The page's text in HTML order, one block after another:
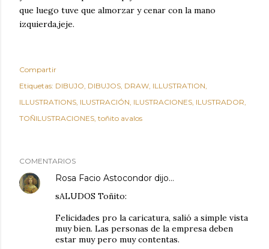
que luego tuve que almorzar y cenar con la mano
izquierda,jeje.
Compartir
Etiquetas: DIBUJO DIBUJOS DRAW ILLUSTRATION
ILLUSTRATIONS ILUSTRACIÓN ILUSTRACIONES ILUSTRADOR
TOÑILUSTRACIONES toñito avalos
COMENTARIOS
Rosa Facio Astocondor dijo…
sALUDOS Toñito:
Felicidades pro la caricatura, salió a simple vista
muy bien. Las personas de la empresa deben
estar muy pero muy contentas.